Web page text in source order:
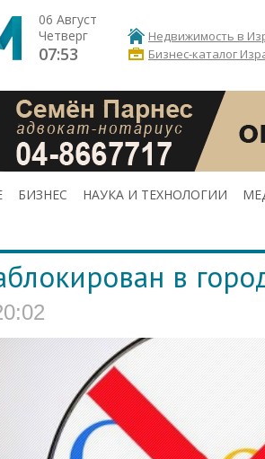
06 Август
Четверг
07:53
Недвижимость в
Бизнес-каталог
БИЗНЕС НАУКА И ТЕХНОЛОГИИ
в